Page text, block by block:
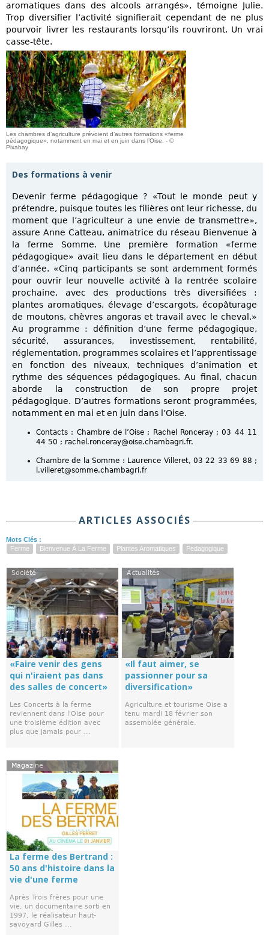
aromatiques dans des alcools arrangés», témoigne Julie.
Trop diversifier l’activité signifierait cependant de ne plus
pourvoir livrer les restaurants lorsqu’ils rouvriront. Un vrai
casse-tête.
Les chambres d’agriculture prévoient d’autres formations «ferme
pédagogique», notamment en mai et en juin dans l’Oise. - ©
Pixabay
Des formations à venir
Devenir ferme pédagogique ? «Tout le monde peut y
prétendre, puisque toutes les filières ont leur richesse, du
moment que l’agriculteur a une envie de transmettre»,
assure Anne Catteau, animatrice du réseau Bienvenue à
la ferme Somme. Une première formation «ferme
pédagogique» avait lieu dans le département en début
d’année. «Cinq participants se sont ardemment formés
pour ouvrir leur nouvelle activité à la rentrée scolaire
prochaine, avec des productions très diversifiées :
plantes aromatiques, élevage d’escargots, écopâturage
de moutons, chèvres angoras et travail avec le cheval.»
Au programme : définition d’une ferme pédagogique,
sécurité, assurances, investissement, rentabilité,
réglementation, programmes scolaires et l’apprentissage
en fonction des niveaux, techniques d’animation et
rythme des séquences pédagogiques. Au final, chacun
aborde la construction de son propre projet
pédagogique. D’autres formations seront programmées,
notamment en mai et en juin dans l’Oise.
Contacts : Chambre de l’Oise : Rachel Ronceray ; 03 44 11
44 50 ; rachel.ronceray@oise.chambagri.fr.
Chambre de la Somme : Laurence Villeret, 03 22 33 69 88 ;
l.villeret@somme.chambagri.fr
ARTICLES ASSOCIÉS
Mots Clés :
Ferme
Bienvenue À La Ferme Plantes Aromatiques Pedagogique
Société
«Faire venir des gens
qui n'iraient pas dans
des salles de concert»
Les Concerts à la ferme
reviennent dans l'Oise pour
une troisième édition avec
plus que jamais pour ...
Actualités
«Il faut aimer, se
passionner pour sa
diversification»
Agriculture et tourisme Oise a
tenu mardi 18 février son
assemblée générale.
Magazine
La ferme des Bertrand :
50 ans d'histoire dans la
vie d'une ferme
Après Trois frères pour une
vie, un documentaire sorti en
1997, le réalisateur haut-
savoyard Gilles ...